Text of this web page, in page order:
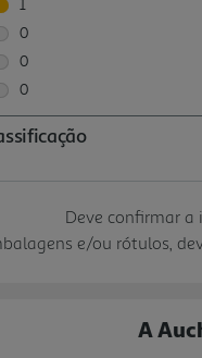
Deve confirmar
e/ou rótulos,
A